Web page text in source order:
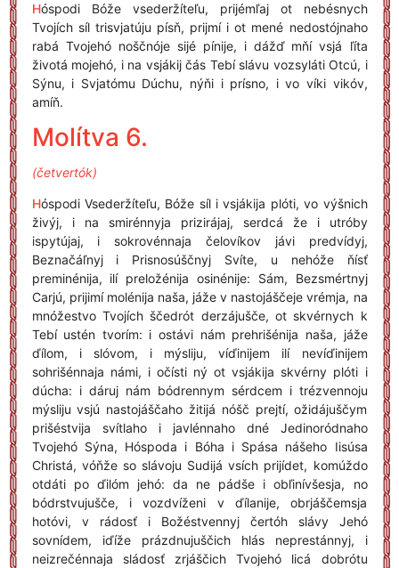
Hóspodi Bóže vsederžíteľu, prijémľaj ot nebésnych
Tvojích síl trisvjatúju písň, prijmí i ot mené nedostójnaho
rabá Tvojehó noščnóje sijé pínije, i dážď mňí vsjá ľíta
životá mojehó, i na vsjákij čás Tebí slávu vozsyláti Otcú, i
Sýnu, i Svjatómu Dúchu, nýňi i prísno, i vo víki vikóv,
amíň.
Molítva 6.
(četvertók)
Hóspodi Vsederžíteľu, Bóže síl i vsjákija plóti, vo výšnich
živýj, i na smirénnyja prizirájaj, serdcá že i utróby
ispytújaj, i sokrovénnaja čelovíkov jávi predvídyj,
Beznačáľnyj i Prisnosúščnyj Svíte, u nehóže ňísť
preminénija, ilí preložénija osinénije: Sám, Bezsmértnyj
Carjú, prijimí molénija naša, jáže v nastojáščeje vrémja, na
mnóžestvo Tvojích ščedrót derzájušče, ot skvérnych k
Tebí ustén tvorím: i ostávi nám prehrišénija naša, jáže
ďílom, i slóvom, i mýsliju, víďinijem ilí nevíďinijem
sohrišénnaja námi, i očísti ný ot vsjákija skvérny plóti i
dúcha: i dáruj nám bódrennym sérdcem i trézvennoju
mýsliju vsjú nastojáščaho žitijá nóšč prejtí, ožidájuščym
prišéstvija svítlaho i javlénnaho dné Jedinoródnaho
Tvojehó Sýna, Hóspoda i Bóha i Spása nášeho Iisúsa
Christá, vóňže so slávoju Sudijá vsích prijídet, komúždo
otdáti po ďilóm jehó: da ne pádše i obľinívšesja, no
bódrstvujušče, i vozdvíženi v ďílanije, obrjáščemsja
hotóvi, v rádosť i Božéstvennyj čertóh slávy Jehó
sovnídem, iďíže prázdnujuščich hlás neprestánnyj, i
neizrečénnaja sládosť zrjáščich Tvojehó licá dobrótu